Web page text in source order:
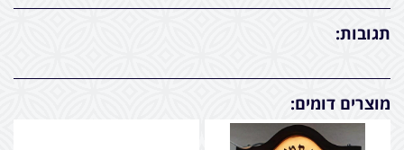
תגובות:
מוצרים דומים: